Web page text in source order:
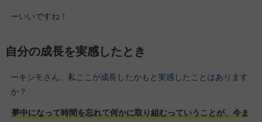
ーいいですね！
自分の成長を実感したとき
ーキシモさん、私ここが成長したかもと実感したことはあります
か？
夢中になって時間を忘れて何かに取り組むっていうことが、今ま